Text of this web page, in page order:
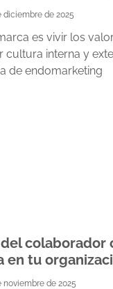
diciembre de 2025
es vivir los
cultura interna y
de endomarketing
colaborador
en tu
noviembre de 2025